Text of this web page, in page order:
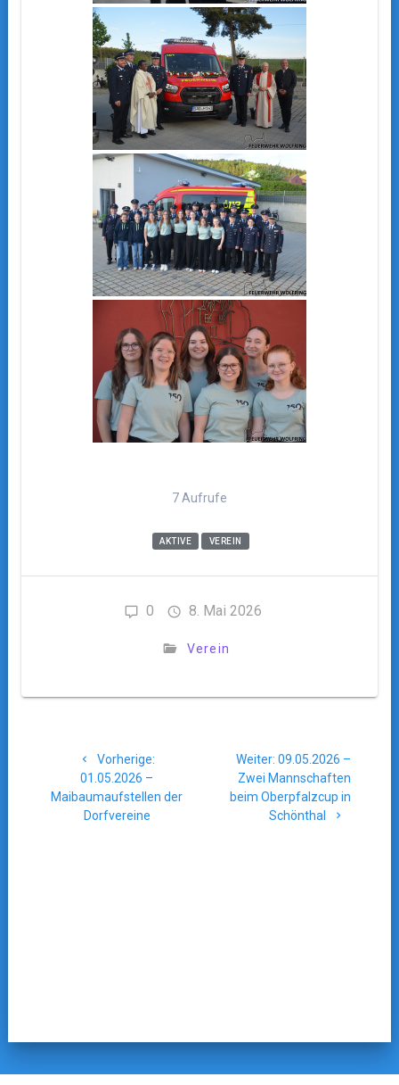
7 Aufrufe
AKTIVE VEREIN
0 8. Mai 2026
Verein
Vorherige:
01.05.2026 –
Maibaumaufstellen der
Dorfvereine
Weiter: Nächster
Beitrag:
09.05.2026 –
Zwei Mannschaften
beim Oberpfalzcup in
Schönthal